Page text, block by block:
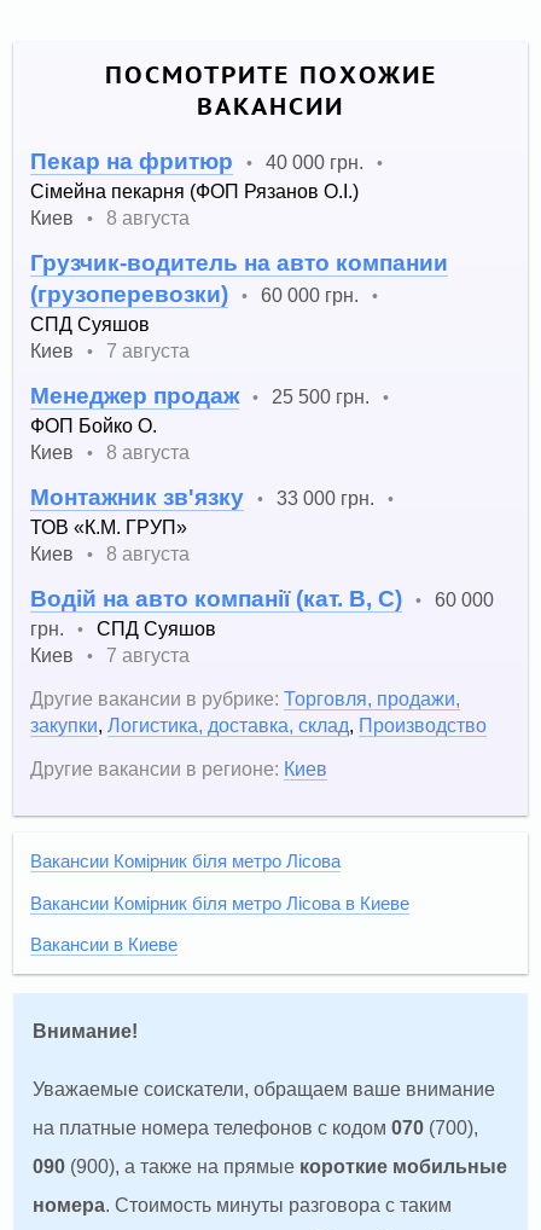
ПОСМОТРИТЕ ПОХОЖИЕ
ВАКАНСИИ
Пекар на фритюр • 40 000 грн. •
Сімейна пекарня (ФОП Рязанов О.І.)
Киев
• 8 августа
Грузчик-водитель на авто компании
(грузоперевозки)
• 60 000 грн. •
СПД Суяшов
Киев
• 7 августа
Менеджер продаж • 25 500 грн. •
ФОП Бойко О.
Киев
• 8 августа
Монтажник зв'язку • 33 000 грн. •
ТОВ «К.М. ГРУП»
Киев
• 8 августа
Водій на авто компанії (кат. В, С) •
60 000
грн.
•
СПД Суяшов
Киев
•
7 августа
Другие вакансии в рубрике: Торговля, продажи,
закупки,Логистика, доставка, склад, Производство
Другие вакансии в регионе: Киев
Вакансии Комірник біля метро Лісова
Вакансии Комірник біля метро Лісова в Киеве
Вакансии в Киеве
Внимание!
Уважаемые соискатели, обращаем ваше внимание
на платные номера телефонов с кодом070 (700),
090 (900), а также на прямые короткие мобильные
номера. Стоимость минуты разговора с таким